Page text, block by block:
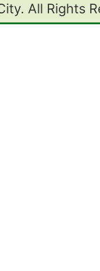
All Rights